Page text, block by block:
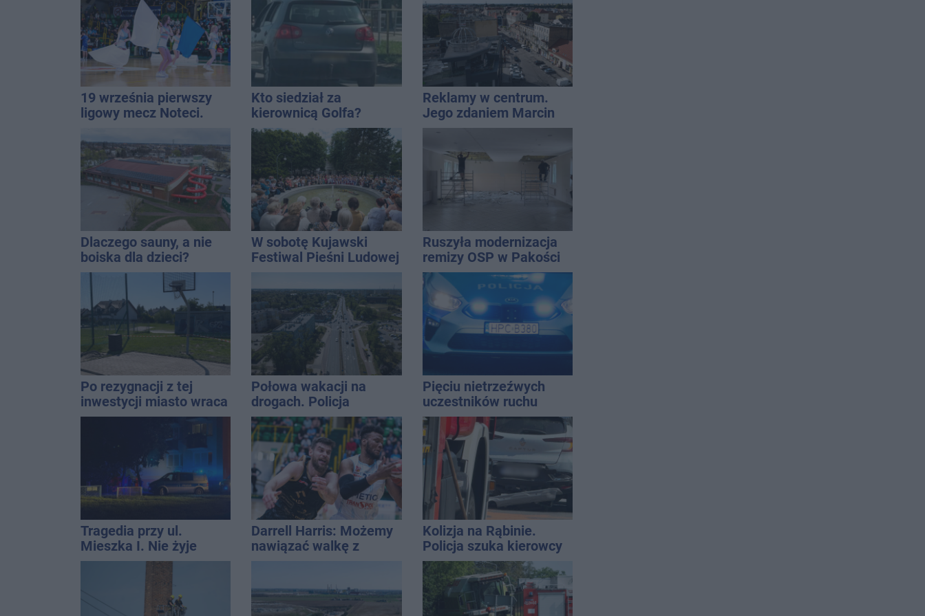
gospodarką
19 września pierwszy
ligowy mecz Noteci.
Kto siedział za
kierownicą Golfa?
Kierowca zbiegł po
Reklamy w centrum.
Jego zdaniem Marcin
Wroński jest w błędzie
Dlaczego sauny, a nie
boiska dla dzieci?
Ratusz odpowiada
W sobotę Kujawski
Festiwal Pieśni Ludowej
Ruszyła modernizacja
remizy OSP w Pakości
Po rezygnacji z tej
inwestycji miasto wraca
do tematu
Połowa wakacji na
drogach. Policja
podsumowała lipiec
Pięciu nietrzeźwych
uczestników ruchu
wpadło w ręce policji.
Rekordzista miał 2,6
promila
Tragedia przy ul.
Mieszka I. Nie żyje
osoba, która wypadła z
Darrell Harris: Możemy
nawiązać walkę z
Kolizja na Rąbinie.
Policja szuka kierowcy
Golfa